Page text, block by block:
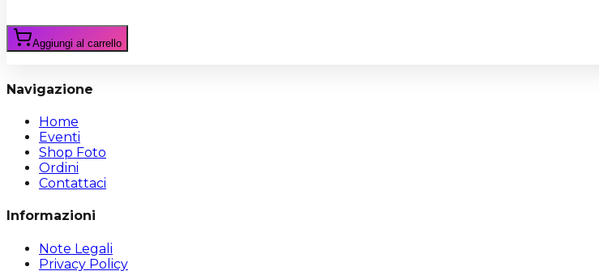
Aggiungi al carrello
Navigazione
Home
Eventi
Shop Foto
Ordini
Contattaci
Informazioni
Note Legali
Privacy Policy